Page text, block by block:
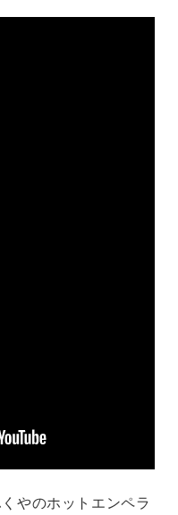
やのホットエンペラ